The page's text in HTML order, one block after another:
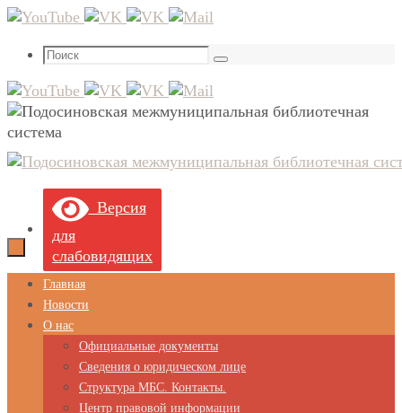
Перейти
содержимому
Что
Поиск
Версия
для
слабовидящих
Перейти
содержимому
Главная
Новости
О нас
Официальные документы
Сведения о юридическом лице
Структура МБС. Контакты.
Центр правовой информации